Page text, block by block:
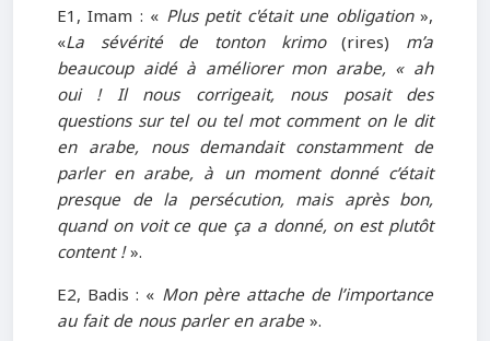
E1, Imam : « Plus petit c'était une obligation»,
«La sévérité de tonton krimo(rires) m’a
beaucoup aidé à améliorer mon arabe, « ah
oui ! Il nous corrigeait, nous posait des
questions sur tel ou tel mot comment on le dit
en arabe, nous demandait constamment de
parler en arabe, à un moment donné c’était
presque de la persécution, mais après bon,
quand on voit ce que ça a donné, on est plutôt
content !».
E2, Badis : « Mon père attache de l’importance
au fait de nous parler en arabe».